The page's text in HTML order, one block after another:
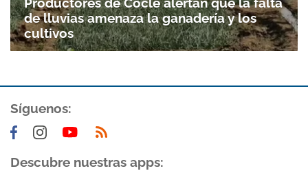
ACEPTAR
de lluvias amenaza la ganadería y los
cultivos
Síguenos:
Descubre nuestras apps: